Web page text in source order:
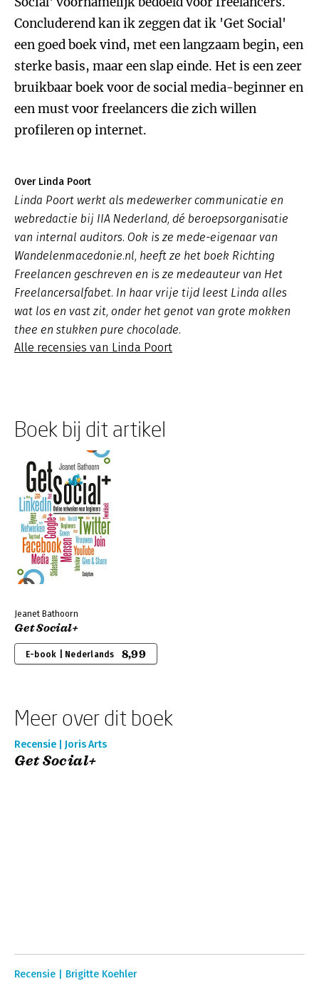
Concluderend kan ik zeggen dat ik 'Get Social'
een goed boek vind, met een langzaam begin, een
sterke basis, maar een slap einde. Het is een zeer
bruikbaar boek voor de social media-beginner en
een must voor freelancers die zich willen
profileren op internet.
Over Linda Poort
Linda Poort werkt als medewerker communicatie en
webredactie bij IIA Nederland, dé beroepsorganisatie
van internal auditors. Ook is ze mede-eigenaar van
Wandelenmacedonie.nl, heeft ze het boek Richting
Freelancen geschreven en is ze medeauteur van Het
Freelancersalfabet. In haar vrije tijd leest Linda alles
wat los en vast zit, onder het genot van grote mokken
thee en stukken pure chocolade.
Alle recensies van Linda Poort
Boek bij dit artikel
Jeanet Bathoorn
Get Social+
E-book | Nederlands 8,99
Meer over dit boek
Recensie | Joris Arts
Get Social+
Recensie | Brigitte Koehler